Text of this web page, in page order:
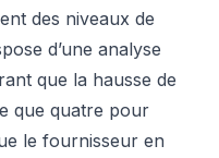
des niveaux de
d’une analyse
que la hausse de
que quatre pour
le fournisseur en